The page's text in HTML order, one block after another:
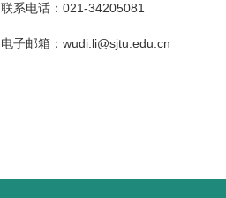
联系电话：021-34205081
电子邮箱：wudi.li@sjtu.edu.cn